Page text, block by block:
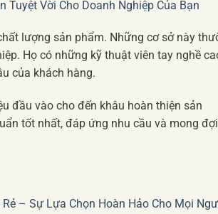
Tuyệt Vời Cho Doanh Nghiệp Của Bạn
lượng sản phẩm. Những cơ sở này
Họ có những kỹ thuật viên tay nghề
của khách hàng.
đầu vào cho đến khâu hoàn thiện sản
tốt nhất, đáp ứng nhu cầu và mong đợi
– Sự Lựa Chọn Hoàn Hảo Cho Mọi